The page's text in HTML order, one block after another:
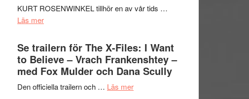
Folkets
en
helt
lysande
KURT ROSENWINKEL tillhör en av vår tids …
Läs merom
Sweden
Jazz
Festival
2026
–
Se trailern för The X-Files: I Want
to Believe – Vrach Frankenshtey –
med Fox Mulder och Dana Scully
Den officiella trailern och … Läs merom